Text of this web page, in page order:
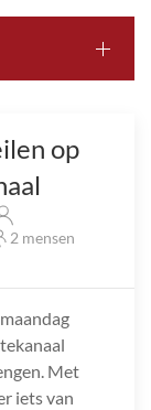
op
2 mensen
Met
iets van